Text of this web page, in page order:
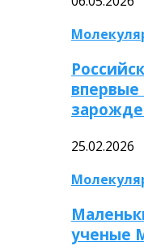
25.02.2026
ученые